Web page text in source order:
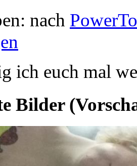
nach
ich euch mal
Bilder